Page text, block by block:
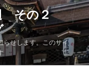
辺 その２
らせします。このサイ